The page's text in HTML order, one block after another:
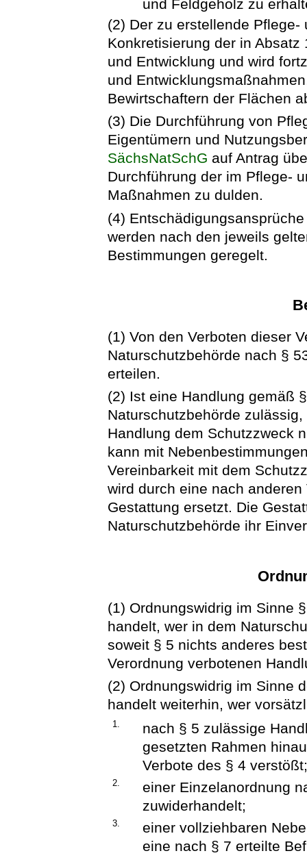
und Feldgehölz zu
(2) Der zu erstellende
Konkretisierung der in
und Entwicklung und wird
und
Bewirtschaftern der Flächen
(3) Die Durchführung von
Eigentümern und
SächsNatSchG auf Antrag
Durchführung der im Pflege-
Maßnahmen zu dulden.
(4)
werden nach den jeweils
Bestimmungen geregelt.
(1) Von den Verboten dieser
Naturschutzbehörde nach §
erteilen.
(2) Ist eine Handlung gemäß
Naturschutzbehörde
Handlung dem Schutzzweck
kann mit
Vereinbarkeit mit dem
wird durch eine nach
Gestattung ersetzt. Die
Naturschutzbehörde ihr
(1) Ordnungswidrig im Sinne
handelt, wer in dem
soweit § 5 nichts anderes
Verordnung verbotenen
(2) Ordnungswidrig im Sinne
handelt weiterhin, wer
1.
nach § 5 zulässige
gesetzten Rahmen
Verbote des § 4
2.
einer Einzelanordnung
zuwiderhandelt;
3.
einer vollziehbaren
eine nach § 7 erteilte